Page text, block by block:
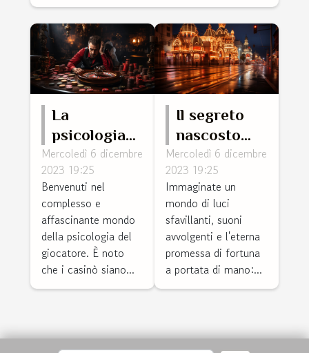
La
psicologia
del
giocatore:
come i
casinò
influenzano
la tua mente
Mercoledì 6 dicembre
2023 19:25
Benvenuti nel
complesso e
affascinante mondo
della psicologia del
giocatore. È noto
che i casinò siano...
Il segreto
nascosto
dietro le luci
accattivanti
del casinò
Mercoledì 6 dicembre
2023 19:25
Immaginate un
mondo di luci
sfavillanti, suoni
avvolgenti e l'eterna
promessa di fortuna
a portata di mano:...